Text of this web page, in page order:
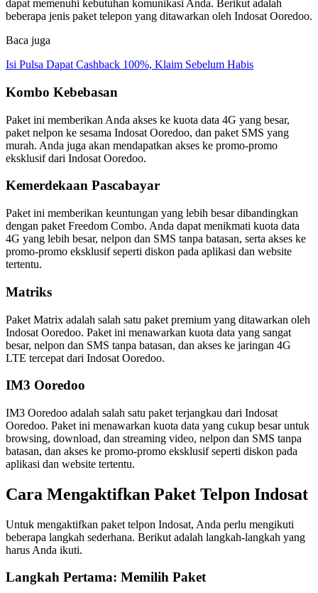
dapat memenuhi kebutuhan komunikasi Anda. Berikut adalah
beberapa jenis paket telepon yang ditawarkan oleh Indosat Ooredoo.
Baca juga
Isi Pulsa Dapat Cashback 100%, Klaim Sebelum Habis
Kombo Kebebasan
Paket ini memberikan Anda akses ke kuota data 4G yang besar,
paket nelpon ke sesama Indosat Ooredoo, dan paket SMS yang
murah. Anda juga akan mendapatkan akses ke promo-promo
eksklusif dari Indosat Ooredoo.
Kemerdekaan Pascabayar
Paket ini memberikan keuntungan yang lebih besar dibandingkan
dengan paket Freedom Combo. Anda dapat menikmati kuota data
4G yang lebih besar, nelpon dan SMS tanpa batasan, serta akses ke
promo-promo eksklusif seperti diskon pada aplikasi dan website
tertentu.
Matriks
Paket Matrix adalah salah satu paket premium yang ditawarkan oleh
Indosat Ooredoo. Paket ini menawarkan kuota data yang sangat
besar, nelpon dan SMS tanpa batasan, dan akses ke jaringan 4G
LTE tercepat dari Indosat Ooredoo.
IM3 Ooredoo
IM3 Ooredoo adalah salah satu paket terjangkau dari Indosat
Ooredoo. Paket ini menawarkan kuota data yang cukup besar untuk
browsing, download, dan streaming video, nelpon dan SMS tanpa
batasan, dan akses ke promo-promo eksklusif seperti diskon pada
aplikasi dan website tertentu.
Cara Mengaktifkan Paket Telpon Indosat
Untuk mengaktifkan paket telpon Indosat, Anda perlu mengikuti
beberapa langkah sederhana. Berikut adalah langkah-langkah yang
harus Anda ikuti.
Langkah Pertama: Memilih Paket